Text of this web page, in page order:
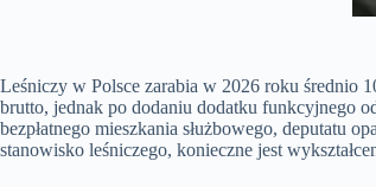
Leśniczy w Polsce zarabia w 2026 roku średnio
brutto, jednak po dodaniu dodatku funkcyjnego
bezpłatnego mieszkania służbowego, deputatu
stanowisko leśniczego, konieczne jest